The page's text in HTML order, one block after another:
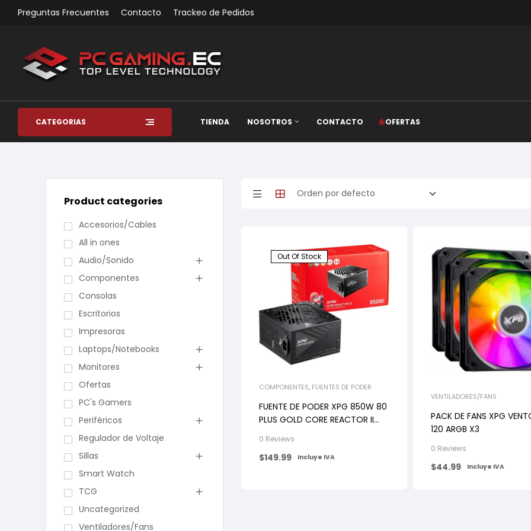
Preguntas Frecuentes Contacto Trackeo de Pedidos
CATEGORÍAS TIENDA NOSOTROS CONTACTO OFERTAS
Out Of Stock
COMPONENTES, FUENTES DE PODER
FUENTE DE PODER XPG 850W 80
PLUS GOLD CORE REACTOR II
0 Reviews
$149.99 Incluye IVA
VENTILADORES/FANS
PACK DE FANS XPG
120 ARGB X3
0 Reviews
$44.99 Incluye IVA
Product categories
Accesorios/Cables
All in ones
Audio/Sonido
Componentes
Consolas
Escritorios
Impresoras
Laptops/Notebooks
Monitores
Ofertas
PC's Gamers
Periféricos
Regulador de Voltaje
Sillas
Smart Watch
TCG
Uncategorized
Ventiladores/Fans